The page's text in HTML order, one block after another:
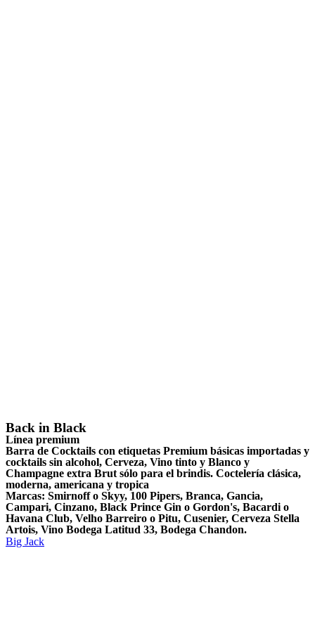
Back in Black
Línea premium
Barra de Cocktails con etiquetas Premium básicas importadas y
cocktails sin alcohol, Cerveza, Vino tinto y Blanco y
Champagne extra Brut sólo para el brindis. Coctelería clásica,
moderna, americana y tropica
Marcas: Smirnoff o Skyy, 100 Pipers, Branca, Gancia,
Campari, Cinzano, Black Prince Gin o Gordon's, Bacardi o
Havana Club, Velho Barreiro o Pitu, Cusenier, Cerveza Stella
Artois, Vino Bodega Latitud 33, Bodega Chandon.
Big Jack